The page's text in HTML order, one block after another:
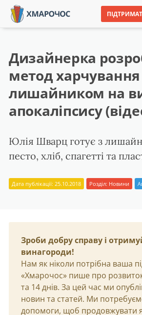
Дизайнерка
метод харчування
лишайником на
апокаліпсису
Юлія Шварц готує з
песто, хліб, спагетті та
Дата публікації: 25.10.2018 Розділ: Новини
Зроби добру справу і
винагороди!
Нам як ніколи потрібна ваша
«Хмарочос» пише про розвиток
та 14 днів. За цей час ми
новин та статей. Ми
допомоги, щоб продовжувати